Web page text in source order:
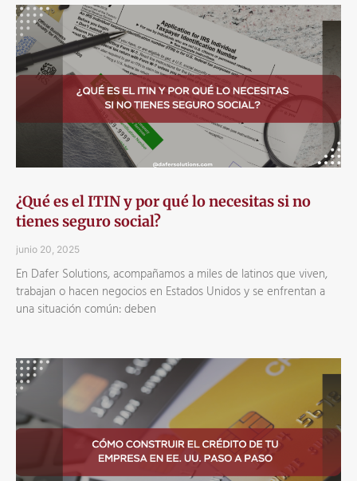
¿Qué es el ITIN y por qué lo necesitas si no
tienes seguro social?
junio 20, 2025
En Dafer Solutions, acompañamos a miles de latinos que viven,
trabajan o hacen negocios en Estados Unidos y se enfrentan a
una situación común: deben